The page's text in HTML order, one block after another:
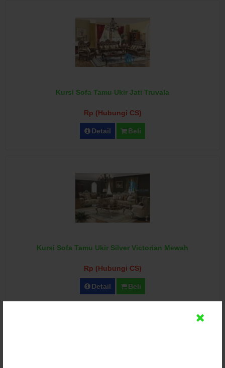
Kursi Sofa Tamu Ukir Jati Truvala
Rp (Hubungi CS)
Detail Beli
Kursi Sofa Tamu Ukir Silver Victorian Mewah
Rp (Hubungi CS)
Detail Beli